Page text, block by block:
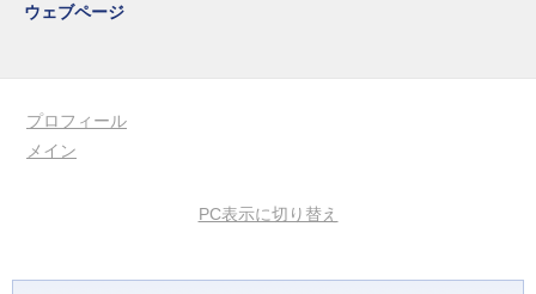
ウェブページ
プロフィール
メイン
PC表示に切り替え